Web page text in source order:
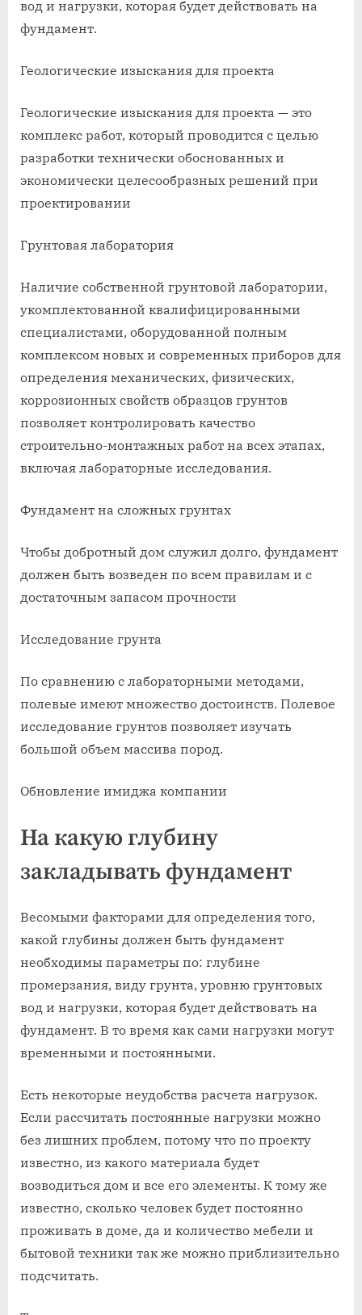
вод и нагрузки, которая будет действовать на
фундамент.
Геологические изыскания для проекта
Геологические изыскания для проекта — это
комплекс работ, который проводится с целью
разработки технически обоснованных и
экономически целесообразных решений при
проектировании
Грунтовая лаборатория
Наличие собственной грунтовой лаборатории,
укомплектованной квалифицированными
специалистами, оборудованной полным
комплексом новых и современных приборов для
определения механических, физических,
коррозионных свойств образцов грунтов
позволяет контролировать качество
строительно-монтажных работ на всех этапах,
включая лабораторные исследования.
Фундамент на сложных грунтах
Чтобы добротный дом служил долго, фундамент
должен быть возведен по всем правилам и с
достаточным запасом прочности
Исследование грунта
По сравнению с лабораторными методами,
полевые имеют множество достоинств. Полевое
исследование грунтов позволяет изучать
большой объем массива пород.
Обновление имиджа компании
На какую глубину
закладывать фундамент
Весомыми факторами для определения того,
какой глубины должен быть фундамент
необходимы параметры по: глубине
промерзания, виду грунта, уровню грунтовых
вод и нагрузки, которая будет действовать на
фундамент. В то время как сами нагрузки могут
временными и постоянными.
Есть некоторые неудобства расчета нагрузок.
Если рассчитать постоянные нагрузки можно
без лишних проблем, потому что по проекту
известно, из какого материала будет
возводиться дом и все его элементы. К тому же
известно, сколько человек будет постоянно
проживать в доме, да и количество мебели и
бытовой техники так же можно приблизительно
подсчитать.